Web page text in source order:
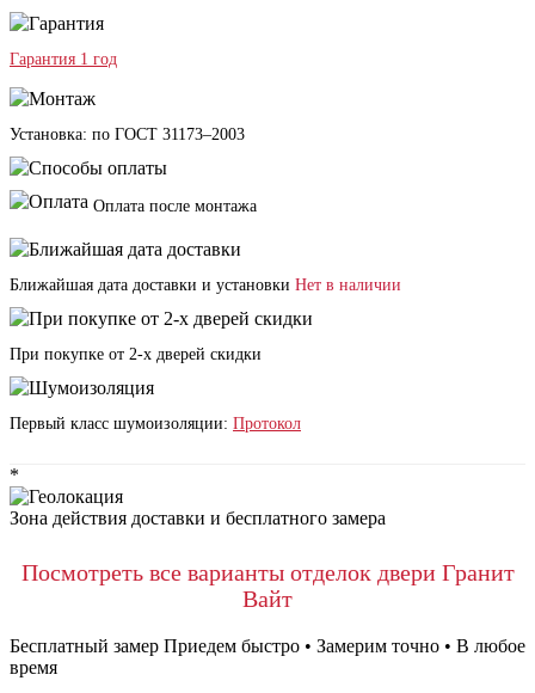
Гарантия 1 год
Установка: по ГОСТ 31173–2003
Оплата после монтажа
Ближайшая дата доставки и установки Нет в наличии
При покупке от 2-х дверей скидки
Первый класс шумоизоляции: Протокол
*
Зона действия доставки и бесплатного замера
Посмотреть все варианты отделок двери Гранит
Вайт
Бесплатный замер Приедем быстро • Замерим точно • В любое
время